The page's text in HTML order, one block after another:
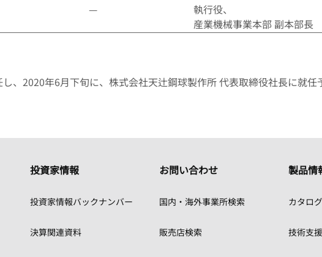
—
執行役、
産業機械事業本部 副本部長
、2020年6月下旬に、株式会社天辻鋼球製作所 代表取締役社長に就任
投資家情報
投資家情報バックナンバー
決算関連資料
お問い合わせ
国内・海外事業所検索
販売店検索
製品情
カタロ
技術支